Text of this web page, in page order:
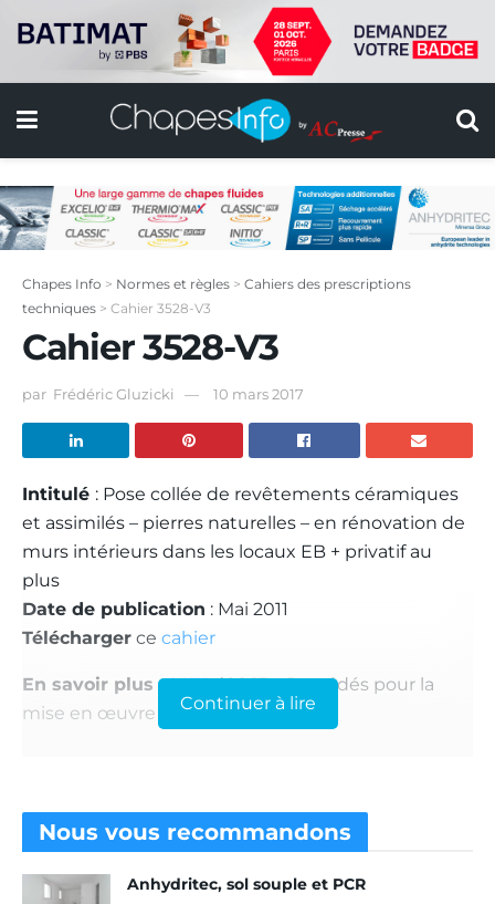
Chapes Info > Normes et règles > Cahiers des prescriptions
techniques > Cahier 3528-V3
Cahier 3528-V3
par Frédéric Gluzicki 10 mars 2017
Intitulé : Pose collée de revêtements céramiques
et assimilés – pierres naturelles – en rénovation de
murs intérieurs dans les locaux EB + privatif au
plus
Date de publication : Mai 2011
Télécharger ce cahier
En savoir plus :CSTB(GS 13 – Procédés pour la
mise en œuvre des revêtements)
Continuer à lire
Nous vous recommandons
Anhydritec, sol souple et PCR